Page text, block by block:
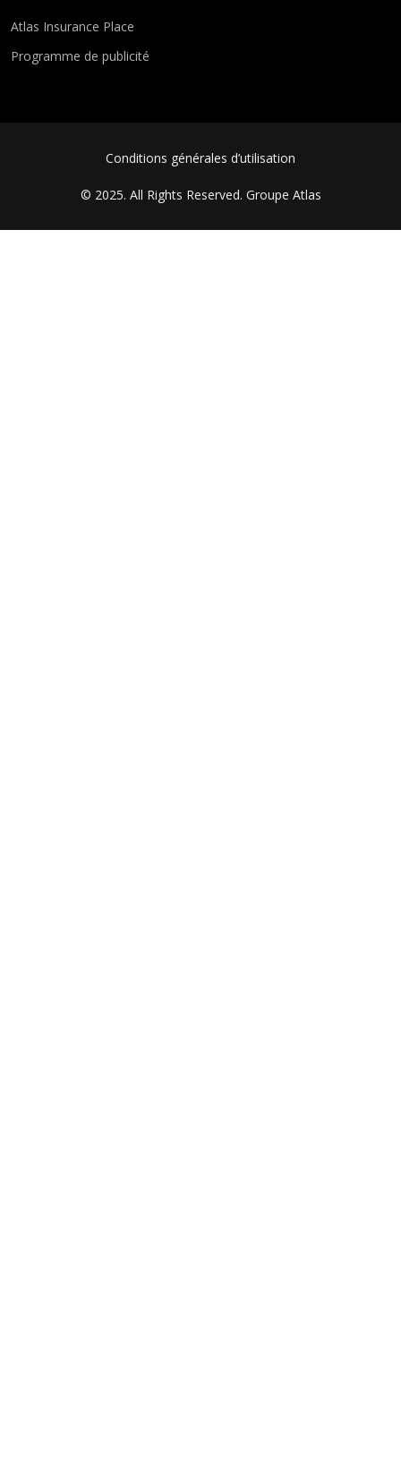
Atlas Insurance Place
Programme de publicité
FOOTER MENUConditions générales d’utilisation
© 2025. All Rights Reserved. Groupe Atlas